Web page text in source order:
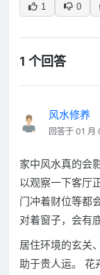
1 0
1 个回答
风水修养
回答于 01 月
家中风水真的会
以观察一下客厅
门冲着财位等都
对着窗子，会有
居住环境的玄关
助于贵人运。 花